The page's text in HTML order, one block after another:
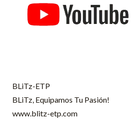
BLiTz-ETP
BLiTz, Equipamos Tu Pasión!
www.blitz-etp.com